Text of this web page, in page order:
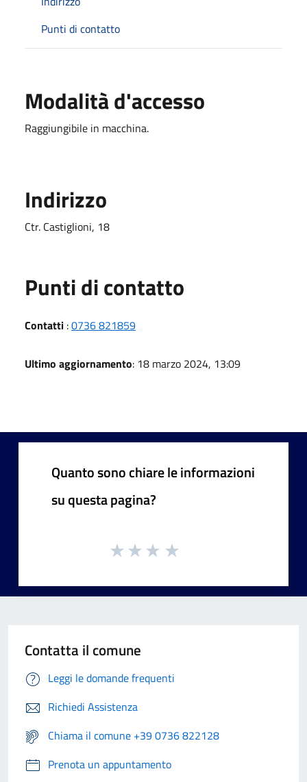
Punti di contatto
Modalità d'accesso
Raggiungibile in macchina.
Indirizzo
Ctr. Castiglioni, 18
Punti di contatto
Contatti :0736 821859
Ultimo aggiornamento: 18 marzo 2024, 13:09
Quanto sono chiare le informazioni
su questa pagina?
Contatta il comune
Leggi le domande frequenti
Richiedi Assistenza
Chiama il comune +39 0736 822128
Prenota un appuntamento